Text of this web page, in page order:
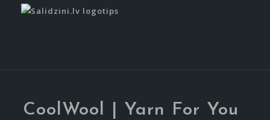
CoolWool | Yarn For You